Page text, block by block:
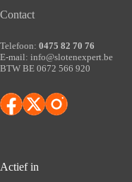
Contact
Telefoon: 0475 82 70 76
E-mail: info@slotenexpert.be
BTW BE 0672 566 920
Actief in